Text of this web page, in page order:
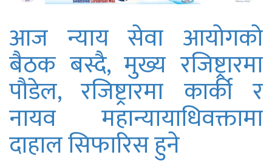
आज न्याय सेवा आयोगको
बैठक बस्दै, मुख्य रजिष्ट्रारमा
पौडेल, रजिष्ट्रारमा कार्की र
नायव महान्यायाधिवक्तामा
दाहाल सिफारिस हुने